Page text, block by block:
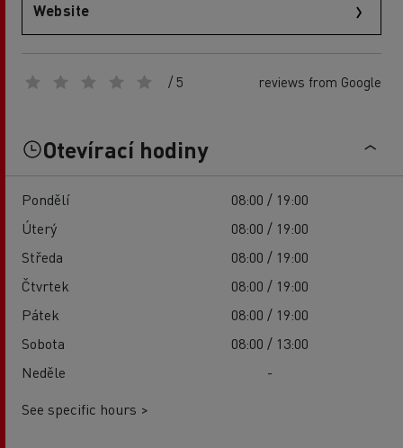
Website
/ 5 reviews from Google
Otevírací hodiny
Pondělí
08:00 / 19:00
Úterý
08:00 / 19:00
Středa
08:00 / 19:00
Čtvrtek
08:00 / 19:00
Pátek
08:00 / 19:00
Sobota
08:00 / 13:00
Neděle
-
See specific hours >